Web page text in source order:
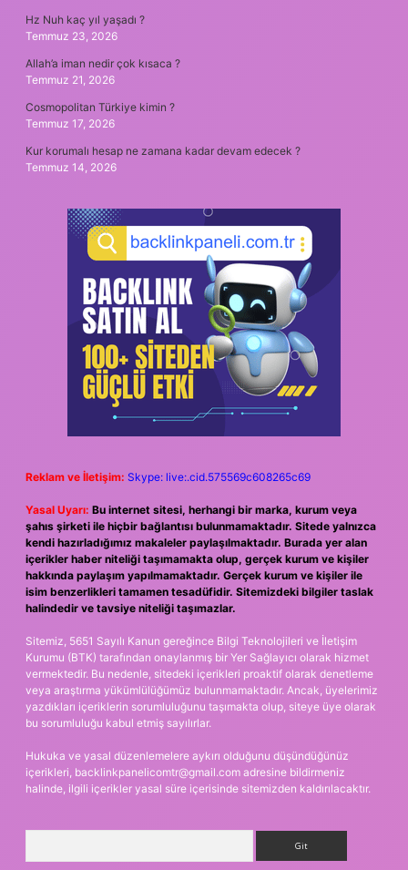
Hz Nuh kaç yıl yaşadı ?
Temmuz 23, 2026
Allah’a iman nedir çok kısaca ?
Temmuz 21, 2026
Cosmopolitan Türkiye kimin ?
Temmuz 17, 2026
Kur korumalı hesap ne zamana kadar devam edecek ?
Temmuz 14, 2026
Reklam ve İletişim: Skype: live:.cid.575569c608265c69
Yasal Uyarı: Bu internet sitesi, herhangi bir marka, kurum veya
şahıs şirketi ile hiçbir bağlantısı bulunmamaktadır. Sitede yalnızca
kendi hazırladığımız makaleler paylaşılmaktadır. Burada yer alan
içerikler haber niteliği taşımamakta olup, gerçek kurum ve kişiler
hakkında paylaşım yapılmamaktadır. Gerçek kurum ve kişiler ile
isim benzerlikleri tamamen tesadüfidir. Sitemizdeki bilgiler taslak
halindedir ve tavsiye niteliği taşımazlar.
Sitemiz, 5651 Sayılı Kanun gereğince Bilgi Teknolojileri ve İletişim
Kurumu (BTK) tarafından onaylanmış bir Yer Sağlayıcı olarak hizmet
vermektedir. Bu nedenle, sitedeki içerikleri proaktif olarak denetleme
veya araştırma yükümlülüğümüz bulunmamaktadır. Ancak, üyelerimiz
yazdıkları içeriklerin sorumluluğunu taşımakta olup, siteye üye olarak
bu sorumluluğu kabul etmiş sayılırlar.
Hukuka ve yasal düzenlemelere aykırı olduğunu düşündüğünüz
içerikleri, backlinkpanelicomtr@gmail.com adresine bildirmeniz
halinde, ilgili içerikler yasal süre içerisinde sitemizden kaldırılacaktır.